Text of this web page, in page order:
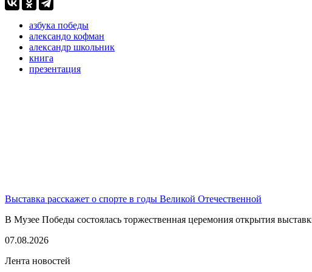
азбука победы
александо кофман
александр школьник
книга
презентация
Выставка расскажет о спорте в годы Великой Отечественной
В Музее Победы состоялась торжественная церемония открытия
07.08.2026
Лента новостей